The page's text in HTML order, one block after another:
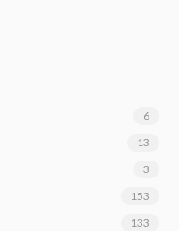
6
13
3
153
133